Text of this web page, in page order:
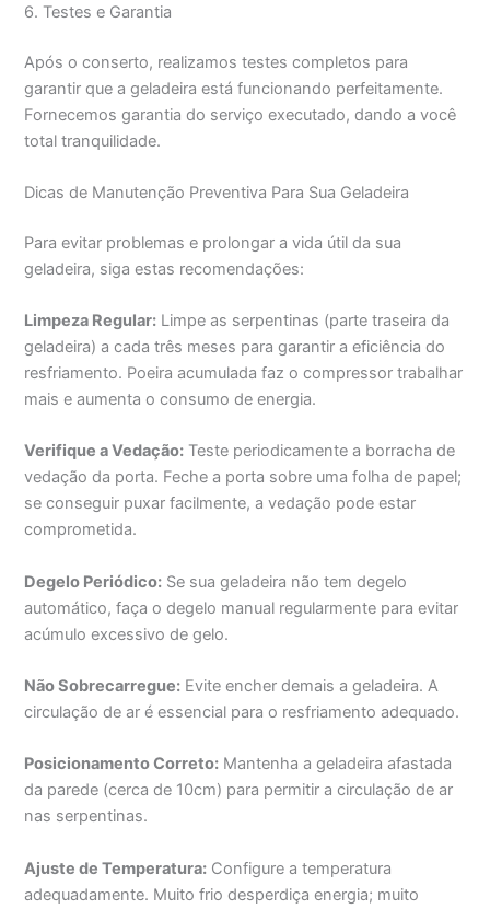
6. Testes e Garantia
Após o conserto, realizamos testes completos para
garantir que a geladeira está funcionando perfeitamente.
Fornecemos garantia do serviço executado, dando a você
total tranquilidade.
Dicas de Manutenção Preventiva Para Sua Geladeira
Para evitar problemas e prolongar a vida útil da sua
geladeira, siga estas recomendações:
Limpeza Regular: Limpe as serpentinas (parte traseira da
geladeira) a cada três meses para garantir a eficiência do
resfriamento. Poeira acumulada faz o compressor trabalhar
mais e aumenta o consumo de energia.
Verifique a Vedação: Teste periodicamente a borracha de
vedação da porta. Feche a porta sobre uma folha de papel;
se conseguir puxar facilmente, a vedação pode estar
comprometida.
Degelo Periódico: Se sua geladeira não tem degelo
automático, faça o degelo manual regularmente para evitar
acúmulo excessivo de gelo.
Não Sobrecarregue: Evite encher demais a geladeira. A
circulação de ar é essencial para o resfriamento adequado.
Posicionamento Correto: Mantenha a geladeira afastada
da parede (cerca de 10cm) para permitir a circulação de ar
nas serpentinas.
Ajuste de Temperatura: Configure a temperatura
adequadamente. Muito frio desperdiça energia; muito